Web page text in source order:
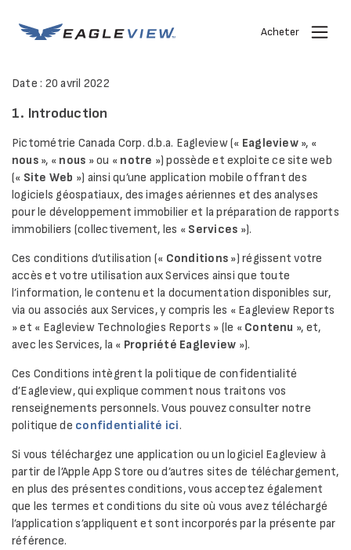
Acheter
Date : 20 avril 2022
1. Introduction
Pictométrie Canada Corp. d.b.a. Eagleview (« Eagleview», «
nous», « nous » ou « notre ») possède et exploite ce site web
(« Site Web ») ainsi qu’une application mobile offrant des
logiciels géospatiaux, des images aériennes et des analyses
pour le développement immobilier et la préparation de rapports
immobiliers (collectivement, les « Services »).
Ces conditions d’utilisation (« Conditions ») régissent votre
accès et votre utilisation aux Services ainsi que toute
l’information, le contenu et la documentation disponibles sur,
via ou associés aux Services, y compris les « Eagleview Reports
» et « Eagleview Technologies Reports » (le « Contenu », et,
avec les Services, la « Propriété Eagleview »).
Ces Conditions intègrent la politique de confidentialité
d’Eagleview, qui explique comment nous traitons vos
renseignements personnels. Vous pouvez consulter notre
politique de confidentialité ici.
Si vous téléchargez une application ou un logiciel Eagleview à
partir de l’Apple App Store ou d’autres sites de téléchargement,
en plus des présentes conditions, vous acceptez également
que les termes et conditions du site où vous avez téléchargé
l’application s’appliquent et sont incorporés par la présente par
référence.